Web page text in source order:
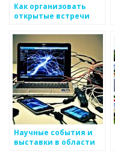
Как организовать
открытые встречи
общения с
продуктами
металоизделий
Научные события и
выставки в области